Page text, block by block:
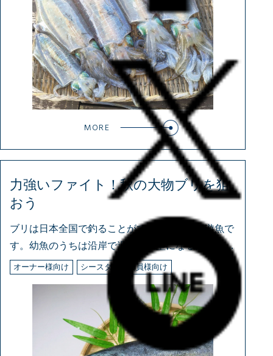
MORE
力強いファイト！秋の大物ブリを狙
おう
ブリは日本全国で釣ることができる大型の回遊魚で
す。幼魚のうちは沿岸で過ごし大型になるほど沖合
にオーナー様向け シースタイル会員様向け